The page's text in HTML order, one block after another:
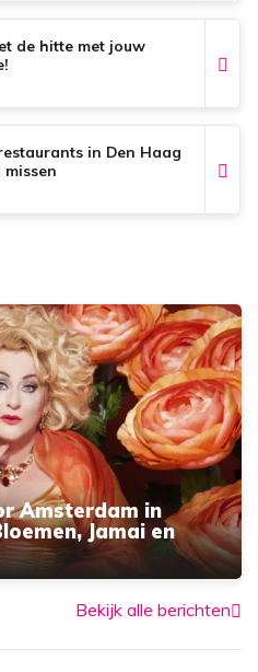
de hitte met jouw
in Den Haag
Amsterdam in
Jamai en
Bekijk alle berichten